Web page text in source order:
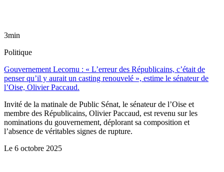
3min
Politique
Gouvernement Lecornu : « L’erreur des Républicains, c’était de
penser qu’il y aurait un casting renouvelé », estime le sénateur de
l’Oise, Olivier Paccaud.
Invité de la matinale de Public Sénat, le sénateur de l’Oise et
membre des Républicains, Olivier Paccaud, est revenu sur les
nominations du gouvernement, déplorant sa composition et
l’absence de véritables signes de rupture.
Le 6 octobre 2025